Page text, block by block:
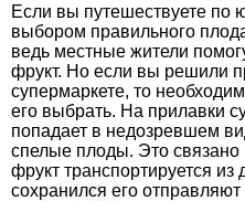
Если вы путешествуете по
выбором правильного
ведь местные жители
фрукт. Но если вы решили
супермаркете, то
его выбрать. На прилавки
попадает в недозревшем
спелые плоды. Это связано
фрукт трaнcпортируется
сохранился его